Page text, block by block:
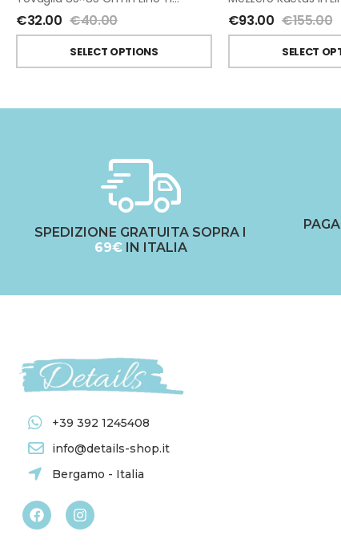
€32.00 €40.00
SELECT OPTIONS
€93.00 €155.00
SELECT
SPEDIZIONE GRATUITA SOPRA I
69€IN ITALIA
+39 392 1245408
info@details-shop.it
Bergamo - Italia